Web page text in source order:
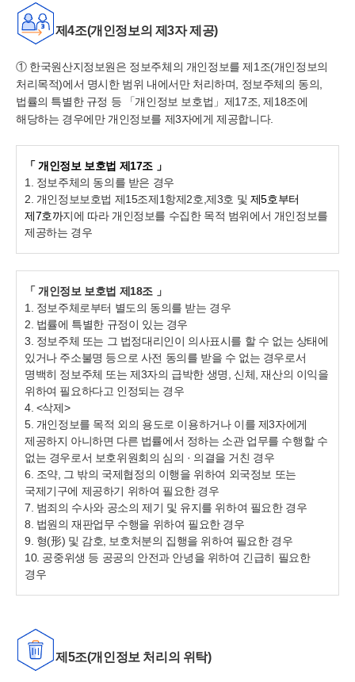
제4조(개인정보의 제3자 제공)
① 한국원산지정보원은 정보주체의 개인정보를 제1조(개인정보의
처리목적)에서 명시한 범위 내에서만 처리하며, 정보주체의 동의,
법률의 특별한 규정 등 「개인정보 보호법」제17조, 제18조에
해당하는 경우에만 개인정보를 제3자에게 제공합니다.
「 개인정보 보호법 제17조 」
1. 정보주체의 동의를 받은 경우
2. 개인정보보호법 제15조제1항제2호,제3호 및 제5호부터
제7호까지에 따라 개인정보를 수집한 목적 범위에서 개인정보를
제공하는 경우
「 개인정보 보호법 제18조 」
1. 정보주체로부터 별도의 동의를 받는 경우
2. 법률에 특별한 규정이 있는 경우
3. 정보주체 또는 그 법정대리인이 의사표시를 할 수 없는 상태에
있거나 주소불명 등으로 사전 동의를 받을 수 없는 경우로서
명백히 정보주체 또는 제3자의 급박한 생명, 신체, 재산의 이익을
위하여 필요하다고 인정되는 경우
4. <삭제>
5. 개인정보를 목적 외의 용도로 이용하거나 이를 제3자에게
제공하지 아니하면 다른 법률에서 정하는 소관 업무를 수행할 수
없는 경우로서 보호위원회의 심의 · 의결을 거친 경우
6. 조약, 그 밖의 국제협정의 이행을 위하여 외국정보 또는
국제기구에 제공하기 위하여 필요한 경우
7. 범죄의 수사와 공소의 제기 및 유지를 위하여 필요한 경우
8. 법원의 재판업무 수행을 위하여 필요한 경우
9. 형(形) 및 감호, 보호처분의 집행을 위하여 필요한 경우
10. 공중위생 등 공공의 안전과 안녕을 위하여 긴급히 필요한
경우
제5조(개인정보 처리의 위탁)